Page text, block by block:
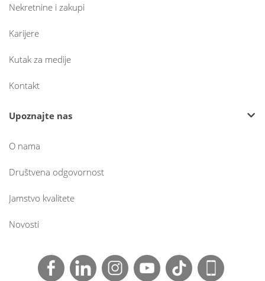
Nekretnine i zakupi
Karijere
Kutak za medije
Kontakt
Upoznajte nas
O nama
Društvena odgovornost
Jamstvo kvalitete
Novosti